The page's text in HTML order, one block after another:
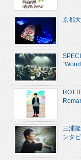
京都
三浦
ンタビ